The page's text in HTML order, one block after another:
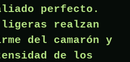
perfecto.
ligeras realzan
del camarón y
de los